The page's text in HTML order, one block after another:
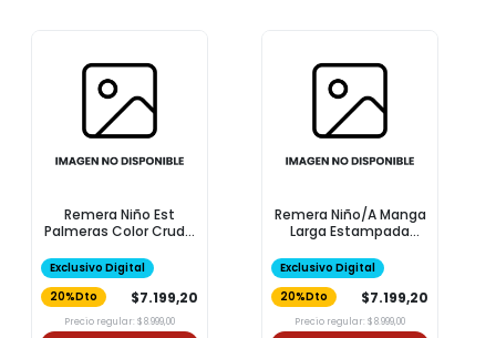
Remera Niño Est
Palmeras Color Crudo
Exclusivo Digital
20%Dto
$7.199,20
Precio regular: $8.999,00
Remera Niño/A Manga
Larga Estampada
Exclusivo Digital
20%Dto
$7.199,20
Precio regular: $8.999,00